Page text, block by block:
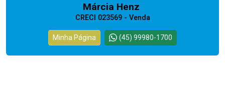
Márcia Henz
CRECI 023569 - Venda
Minha Página (45) 99980-1700